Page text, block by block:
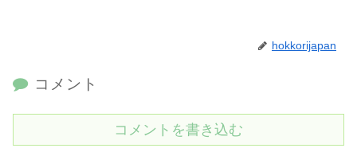
hokkorijapan
コメント
コメントを書き込む